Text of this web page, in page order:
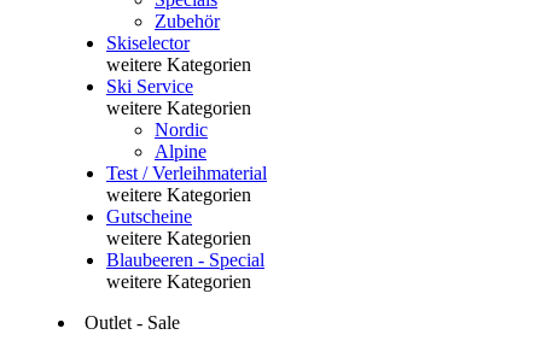
Zubehör
Skiselector
weitere Kategorien
Ski Service
weitere Kategorien
Nordic
Alpine
Test / Verleihmaterial
weitere Kategorien
Gutscheine
weitere Kategorien
Blaubeeren - Special
weitere Kategorien
Outlet - Sale